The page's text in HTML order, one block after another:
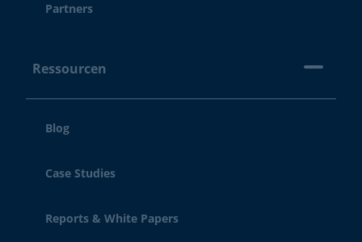
Partners
Ressourcen
Blog
Case Studies
Reports & White Papers